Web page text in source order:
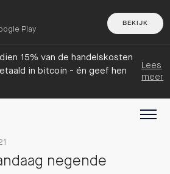
Play
BEKIJK
15% van de handelskosten
in bitcoin - én geef hen
Lees
meer
negende